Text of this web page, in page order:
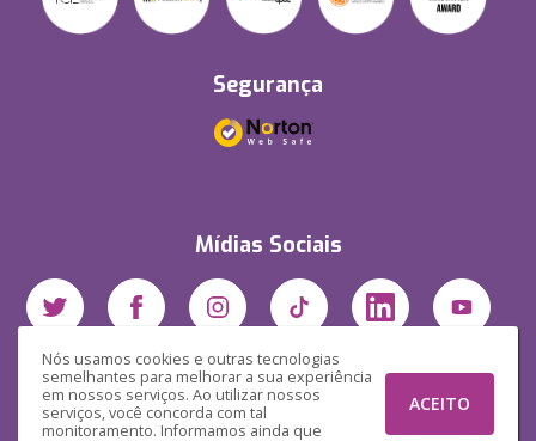
Nós usamos cookies e outras tecnologias
semelhantes para melhorar a sua experiência
em nossos serviços. Ao utilizar nossos
serviços, você concorda com tal
monitoramento. Informamos ainda que
ACEITO
Segurança
Mídias Sociais